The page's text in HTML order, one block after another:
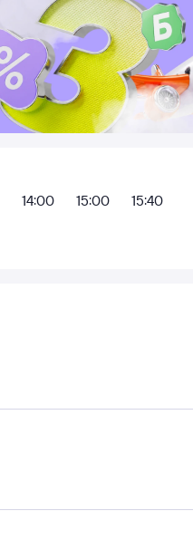
14:00 15:00 15:40